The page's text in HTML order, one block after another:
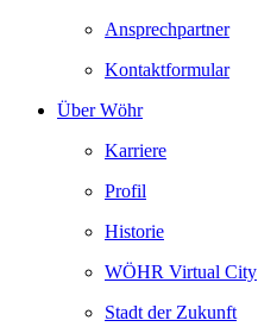
Ansprechpartner
Kontaktformular
Über Wöhr
Karriere
Profil
Historie
WÖHR Virtual City
Stadt der Zukunft